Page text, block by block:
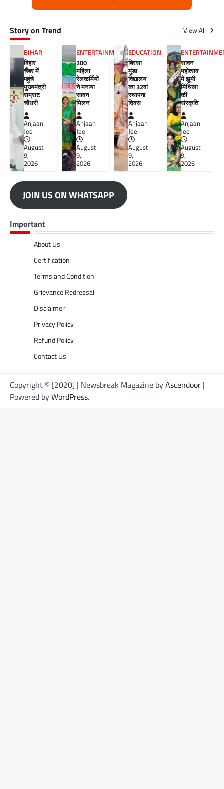
Story on Trend View All
BIHAR
बिहार
चैंबर में
पहुंचे
मुख्यमंत्री
सम्राट
चौधरी
Anjaan
Jee
August
9,
2026
ENTERTAINMENT
200
महिला
रेलकर्मियों
ने मनाया
सावन
मिलन
Anjaan
Jee
August
9,
2026
EDUCATION
बिरसा
मुंडा
विद्यालय
का 32वां
स्थापना
दिवस
Anjaan
Jee
August
9,
2026
सावन
महोत्सव
में झूमी
मिथिला
की
संस्कृति
Anjaan
Jee
August
9,
2026
JOIN US ON WHATSAPP
Important
About Us
Certification
Terms and Condition
Grievance Redressal
Disclaimer
Privacy Policy
Refund Policy
Contact Us
Copyright © [2020] | Newsbreak Magazine byAscendoor |
Powered byWordPress.